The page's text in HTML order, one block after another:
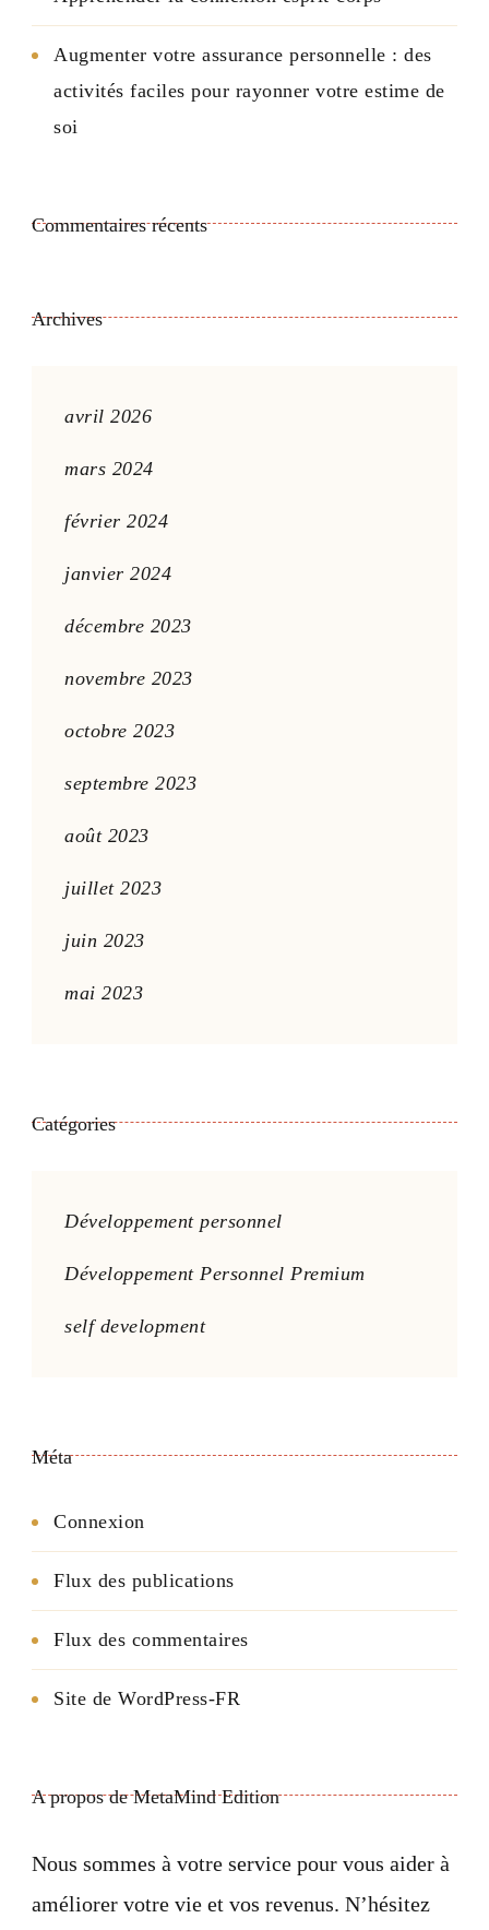
Augmenter votre assurance personnelle : des
activités faciles pour rayonner votre estime de
soi
Commentaires récents
Archives
avril 2026
mars 2024
février 2024
janvier 2024
décembre 2023
novembre 2023
octobre 2023
septembre 2023
août 2023
juillet 2023
juin 2023
mai 2023
Catégories
Développement personnel
Développement Personnel Premium
self development
Méta
Connexion
Flux des publications
Flux des commentaires
Site de WordPress-FR
A propos de MetaMind Edition
Nous sommes à votre service pour vous aider à
améliorer votre vie et vos revenus. N’hésitez